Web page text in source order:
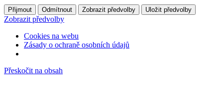
Přijmout Odmítnout Zobrazit předvolby Uložit předvolby
Zobrazit předvolby
Cookies na webu
Zásady o ochraně osobních údajů
Přeskočit na obsah